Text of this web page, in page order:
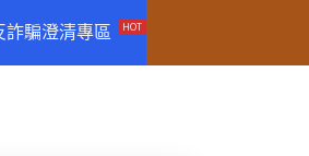
詐騙澄清專區 HOT